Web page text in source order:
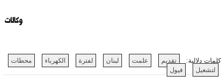
وكالات
كلمات دلالية: تقديم علمت لبنان لفترة الكهرباء
محطات
لتشغيل
فيول